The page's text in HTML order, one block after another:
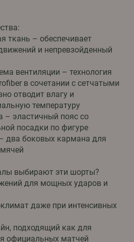
ткань – обеспечивает
и непревзойденный
вентиляции – технология
в сочетании с сетчатыми
отводит влагу и
температуру
– эластичный пояс со
посадки по фигуре
два боковых кармана для
выбирают эти шорты?
для мощных ударов и
даже при интенсивных
подходящий как для
официальных матчей